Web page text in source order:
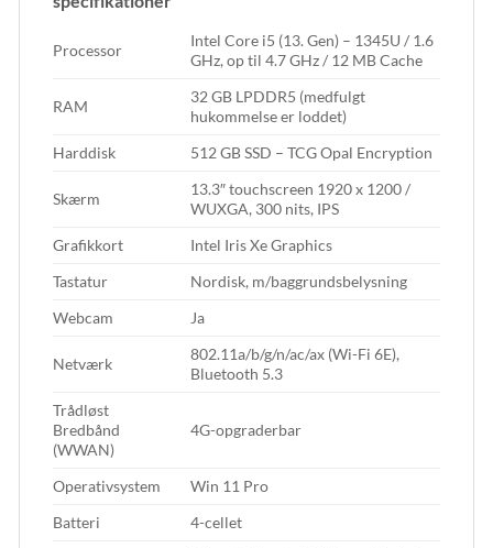
Processor
Intel Core i5 (13. Gen) – 1345U / 1.6
GHz, op til 4.7 GHz / 12 MB Cache
RAM
32 GB LPDDR5 (medfulgt
hukommelse er loddet)
Harddisk
512 GB SSD – TCG Opal Encryption
Skærm
13.3″ touchscreen 1920 x 1200 /
WUXGA, 300 nits, IPS
Grafikkort
Intel Iris Xe Graphics
Tastatur
Nordisk, m/baggrundsbelysning
Webcam
Ja
Netværk
802.11a/b/g/n/ac/ax (Wi-Fi 6E),
Bluetooth 5.3
Trådløst
Bredbånd
(WWAN)
4G-opgraderbar
Operativsystem
Win 11 Pro
Batteri
4-cellet